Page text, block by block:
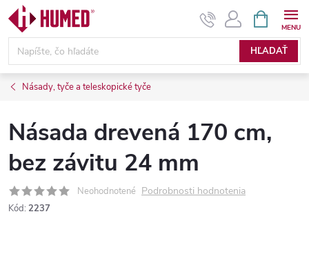
Prejsť
obsah
HĽADAŤ
KOŠÍK
Násady, tyče a teleskopické tyče
Násada drevená 170 cm,
bez závitu 24 mm
Neohodnotené Podrobnosti hodnotenia
Kód: 2237